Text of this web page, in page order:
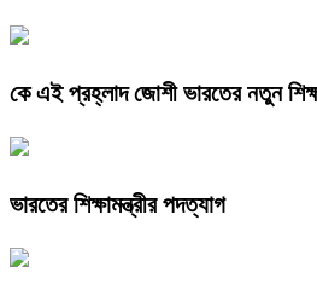
কে এই প্রহ্লাদ জোশী ভারতের নতুন
ভারতের শিক্ষামন্ত্রীর পদত্যাগ